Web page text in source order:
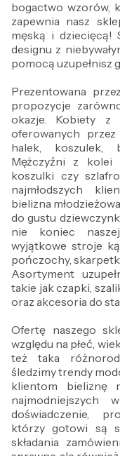
bogactwo wzorów,
zapewnia nasz
męską i dziecięcą!
designu z
pomocą uzupełnisz
Prezentowana
propozycje
okazje. Kobiety z
oferowanych
halek, koszulek,
Mężczyźni z kolei
koszulki czy
najmłodszych
bielizna
do gustu
nie koniec
wyjątkowe stroje
pończochy,
Asortyment
takie jak czapki,
oraz akcesoria do
Ofertę naszego
względu na płeć,
też taka
śledzimy trendy
klientom bieliznę
najmodniejszych
doświadczenie,
którzy gotowi są
składania